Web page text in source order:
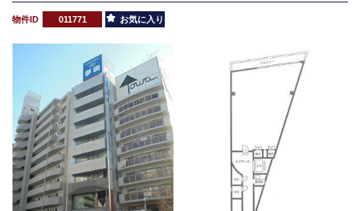
物件ID 011771 お気に入り